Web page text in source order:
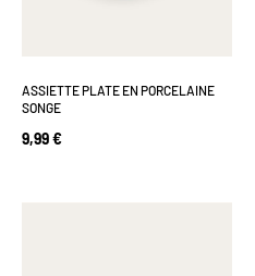
ASSIETTE PLATE EN PORCELAINE
SONGE
9,99 €